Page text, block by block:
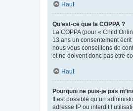
Haut
Qu’est-ce que la COPPA ?
La COPPA (pour « Child
13 ans un consentement
nous vous conseillons de
et ne doivent donc pas être
Haut
Pourquoi ne puis-je pas
Il est possible qu’un
adresse IP ou interdit